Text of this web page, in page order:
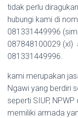
tidak perlu
hubungi kami di
081331449996
087848100029 (xl)
081331449996.
kami merupakan
Ngawi yang berdiri
seperti SIUP,
memiliki armada